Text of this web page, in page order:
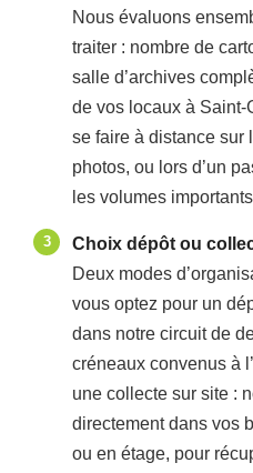
Nous évaluons
traiter : nombre de
salle d’archives
de vos locaux à Saint-
se faire à distance sur
photos, ou lors d’un
les volumes
Choix dépôt ou
Deux modes
vous optez pour un
dans notre circuit de
créneaux convenus à
une collecte sur site :
directement dans vos
ou en étage, pour